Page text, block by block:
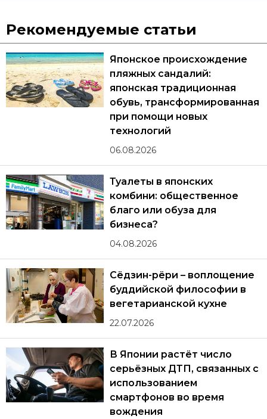
Рекомендуемые статьи
Японское происхождение
пляжных сандалий:
японская традиционная
обувь, трансформированная
при помощи новых
технологий
06.08.2026
Туалеты в японских
комбини: общественное
благо или обуза для
бизнеса?
04.08.2026
Сёдзин-рёри – воплощение
буддийской философии в
вегетарианской кухне
22.07.2026
В Японии растёт число
серьёзных ДТП, связанных с
использованием
смартфонов во время
вождения